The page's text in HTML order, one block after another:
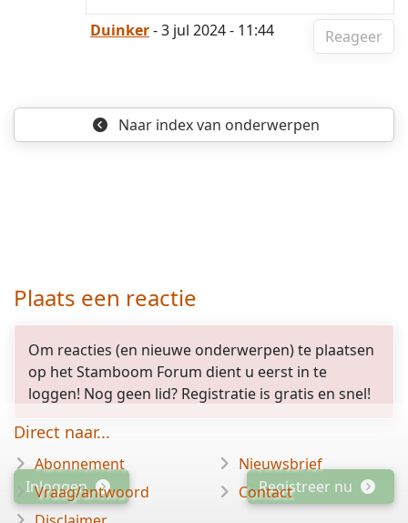
Reageer
Duinker- 3 jul 2024 - 11:44
Naar indexvan onderwerpen
Plaats een reactie
Om reacties (en nieuwe onderwerpen) te plaatsen
op het Stamboom Forum dient u eerst in te
loggen! Nog geen lid? Registratie is gratis en snel!
Inloggen Registreer nu
Direct naar...
Abonnement
Vraag/antwoord
Nieuwsbrief
Contact